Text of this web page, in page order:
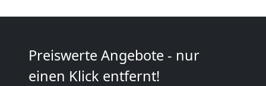
Preiswerte Angebote - nur
einen Klick entfernt!
Neustadt
Kleiner